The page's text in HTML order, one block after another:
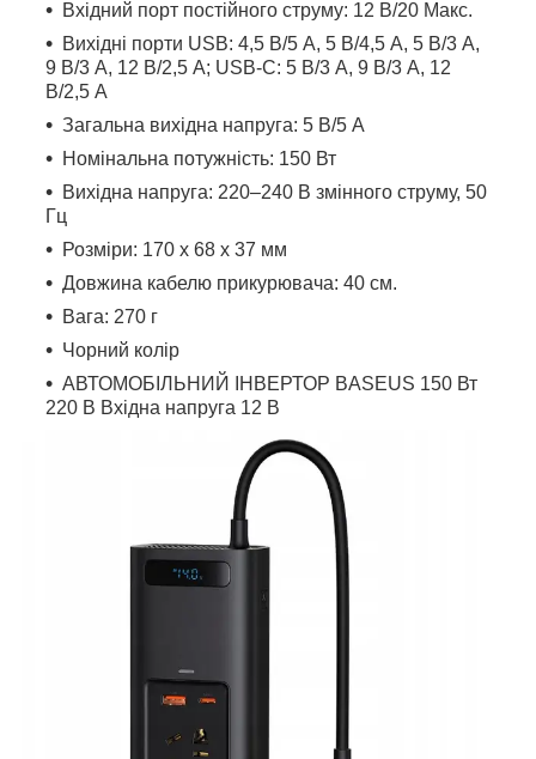
Вхідний порт постійного струму: 12 В/20 Макс.
Вихідні порти USB: 4,5 В/5 А, 5 В/4,5 А, 5 В/3 А,
9 В/3 А, 12 В/2,5 А; USB-C: 5 В/3 А, 9 В/3 А, 12
В/2,5 А
Загальна вихідна напруга: 5 В/5 А
Номінальна потужність: 150 Вт
Вихідна напруга: 220–240 В змінного струму, 50
Гц
Розміри: 170 х 68 х 37 мм
Довжина кабелю прикурювача: 40 см.
Вага: 270 г
Чорний колір
АВТОМОБІЛЬНИЙ ІНВЕРТОР BASEUS 150 Вт
220 В Вхідна напруга 12 В